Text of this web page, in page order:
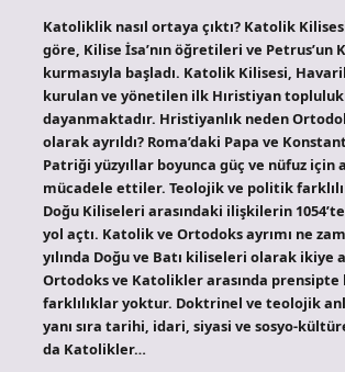
Katoliklik nasıl ortaya çıktı? Katolik
göre, Kilise İsa’nın öğretileri ve Petrus’un
kurmasıyla başladı. Katolik Kilisesi,
kurulan ve yönetilen ilk Hıristiyan
dayanmaktadır. Hristiyanlık neden
olarak ayrıldı? Roma’daki Papa ve
Patriği yüzyıllar boyunca güç ve nüfuz için
mücadele ettiler. Teolojik ve politik
Doğu Kiliseleri arasındaki ilişkilerin
yol açtı. Katolik ve Ortodoks ayrımı ne
yılında Doğu ve Batı kiliseleri olarak ikiye
Ortodoks ve Katolikler arasında prensipte
farklılıklar yoktur. Doktrinel ve teolojik
yanı sıra tarihi, idari, siyasi ve sosyo-
da Katolikler…